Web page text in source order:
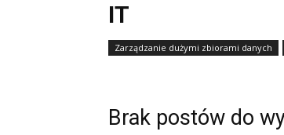
IT
Zarządzanie dużymi zbiorami danych
Brak postów do